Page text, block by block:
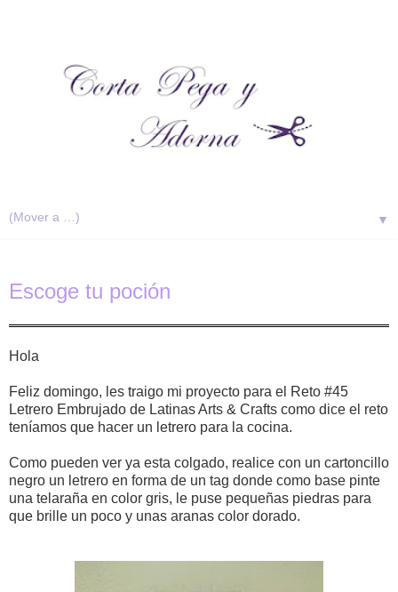
▼
Escoge tu poción
Hola
Feliz domingo, les traigo mi proyecto para el Reto #45
Letrero Embrujado de Latinas Arts & Crafts como dice el reto
teníamos que hacer un letrero para la cocina.
Como pueden ver ya esta colgado, realice con un cartoncillo
negro un letrero en forma de un tag donde como base pinte
una telaraña en color gris, le puse pequeñas piedras para
que brille un poco y unas aranas color dorado.